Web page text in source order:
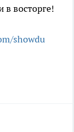
восторге!
showdu